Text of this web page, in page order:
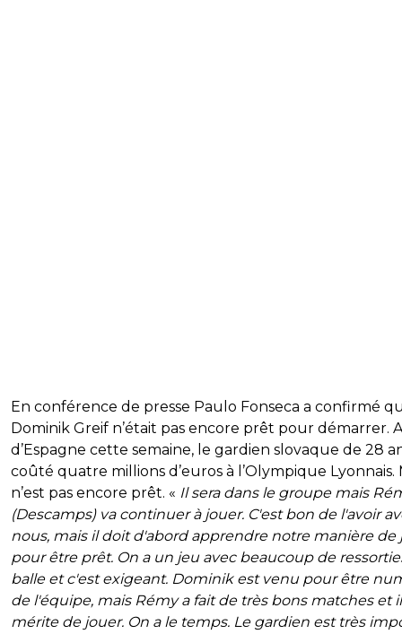
En conférence de presse Paulo Fonseca a confirmé
Dominik Greif n’était pas encore prêt pour démarrer.
d’Espagne cette semaine, le gardien slovaque de 28
coûté quatre millions d’euros à l’Olympique Lyonnais.
n’est pas encore prêt. « Il sera dans le groupe mais
(Descamps) va continuer à jouer. C'est bon de l'avoir
nous, mais il doit d'abord apprendre notre manière de
pour être prêt. On a un jeu avec beaucoup de
balle et c'est exigeant. Dominik est venu pour être
de l'équipe, mais Rémy a fait de très bons matches et il
mérite de jouer. On a le temps. Le gardien est très